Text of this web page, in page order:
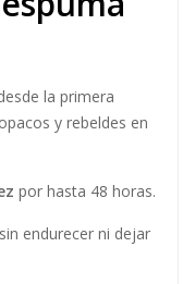
la primera
y rebeldes en
por hasta 48 horas.
sin endurecer ni dejar